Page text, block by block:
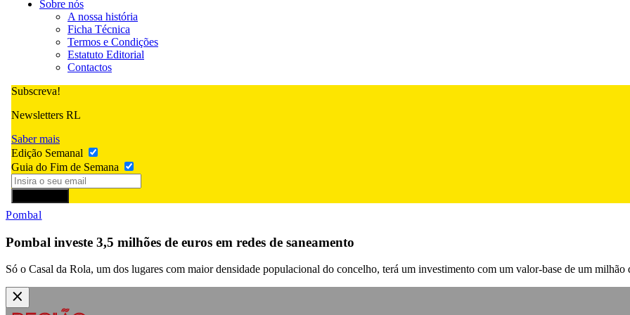
Sobre nós
A nossa história
Ficha Técnica
Termos e Condições
Estatuto Editorial
Contactos
Subscreva!
Newsletters RL
Saber mais
Edição Semanal
Guia do Fim de Semana
Pombal
Pombal investe 3,5 milhões de euros em redes de saneamento
Só o Casal da Rola, um dos lugares com maior densidade populacional do concelho, terá um investimento com um valor-base de um milhão